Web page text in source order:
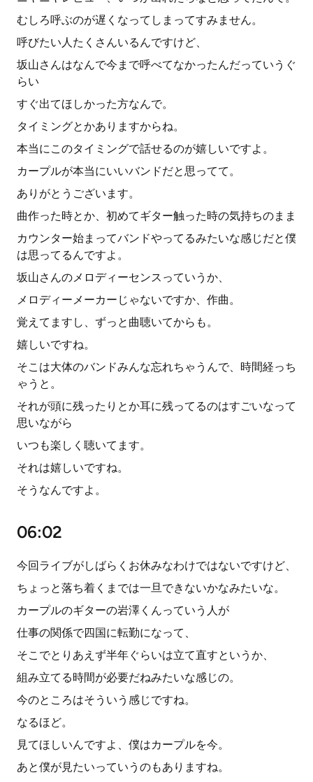
むしろ呼ぶのが遅くなってしまってすみません。
呼びたい人たくさんいるんですけど、
坂山さんはなんで今まで呼べてなかったんだっていうぐ
らい
すぐ出てほしかった方なんで。
タイミングとかありますからね。
本当にこのタイミングで話せるのが嬉しいですよ。
カープルが本当にいいバンドだと思ってて。
ありがとうございます。
曲作った時とか、初めてギター触った時の気持ちのまま
カウンター始まってバンドやってるみたいな感じだと僕
は思ってるんですよ。
坂山さんのメロディーセンスっていうか、
メロディーメーカーじゃないですか、作曲。
覚えてますし、ずっと曲聴いてからも。
嬉しいですね。
そこは大体のバンドみんな忘れちゃうんで、時間経っち
ゃうと。
それが頭に残ったりとか耳に残ってるのはすごいなって
思いながら
いつも楽しく聴いてます。
それは嬉しいですね。
そうなんですよ。
06:02
今回ライブがしばらくお休みなわけではないですけど、
ちょっと落ち着くまでは一旦できないかなみたいな。
カープルのギターの岩澤くんっていう人が
仕事の関係で四国に転勤になって、
そこでとりあえず半年ぐらいは立て直すというか、
組み立てる時間が必要だねみたいな感じの。
今のところはそういう感じですね。
なるほど。
見てほしいんですよ、僕はカープルを今。
あと僕が見たいっていうのもありますね。